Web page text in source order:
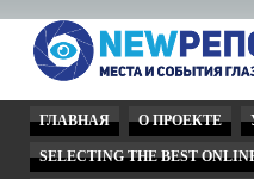
ГЛАВНАЯ О ПРОЕКТЕ
SELECTING THE BEST